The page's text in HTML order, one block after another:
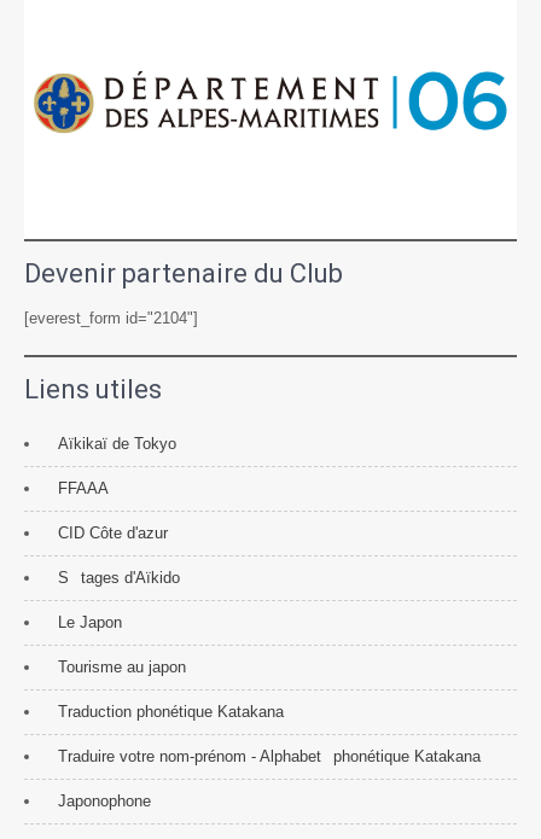
Devenir partenaire du Club
[everest_form id="2104"]
Liens utiles
Aïkikaï de Tokyo
FFAAA
CID Côte d'azur
S tages d'Aïkido
Le Japon
Tourisme au japon
Traduction phonétique Katakana
Traduire votre nom-prénom - Alphabet phonétique Katakana
Japonophone